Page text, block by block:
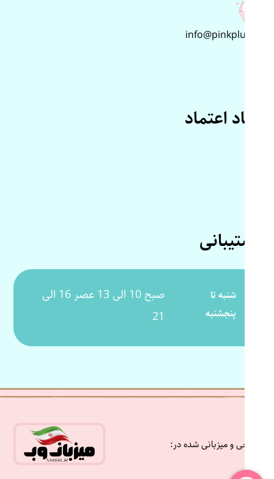
info@pinkplus.ir
نماد اعتماد
پشتیبانی
شنبه تا
پنجشنبه
صبح 10 الی 13 عصر 16 الی
21
طراحی و میزبانی شده در: